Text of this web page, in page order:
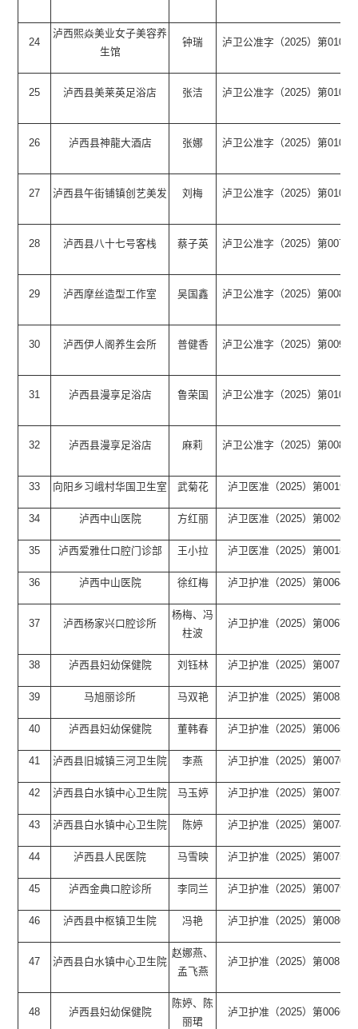
24
泸西熙焱美业女子美容养
生馆
钟瑞 泸卫公准字（2025）第0100
25 泸西县美莱英足浴店 张洁 泸卫公准字（2025）第0101
26 泸西县神龍大酒店 张娜 泸卫公准字（2025）第0105
27 泸西县午街铺镇创艺美发 刘梅 泸卫公准字（2025）第0107
28 泸西县八十七号客栈 蔡子英 泸卫公准字（2025）第0079
29 泸西摩丝造型工作室 吴国鑫 泸卫公准字（2025）第0089
30 泸西伊人阁养生会所 普健香 泸卫公准字（2025）第0096
31 泸西县漫享足浴店 鲁荣国 泸卫公准字（2025）第0108
32 泸西县漫享足浴店 麻莉 泸卫公准字（2025）第0080
33 向阳乡习峨村华国卫生室 武菊花 泸卫医准（2025）第0019号
34 泸西中山医院 方红丽 泸卫医准（2025）第0020号
35 泸西爱雅仕口腔门诊部 王小拉 泸卫医准（2025）第0018号
36 泸西中山医院 徐红梅 泸卫护准（2025）第0064号
37 泸西杨家兴口腔诊所
杨梅、冯
柱波
泸卫护准（2025）第0067号
38 泸西县妇幼保健院 刘钰林 泸卫护准（2025）第0071号
39 马旭丽诊所 马双艳 泸卫护准（2025）第0082号
40 泸西县妇幼保健院 董韩春 泸卫护准（2025）第0065号
41 泸西县旧城镇三河卫生院 李燕 泸卫护准（2025）第0070号
42 泸西县白水镇中心卫生院 马玉婷 泸卫护准（2025）第0073号
43 泸西县白水镇中心卫生院 陈婷 泸卫护准（2025）第0074号
44 泸西县人民医院 马雪映 泸卫护准（2025）第0075号
45 泸西金典口腔诊所 李同兰 泸卫护准（2025）第0079号
46 泸西县中枢镇卫生院 冯艳 泸卫护准（2025）第0080号
47 泸西县白水镇中心卫生院
赵娜燕、
孟飞燕
泸卫护准（2025）第0081号
48 泸西县妇幼保健院
陈婷、陈
丽珺
泸卫护准（2025）第0066号